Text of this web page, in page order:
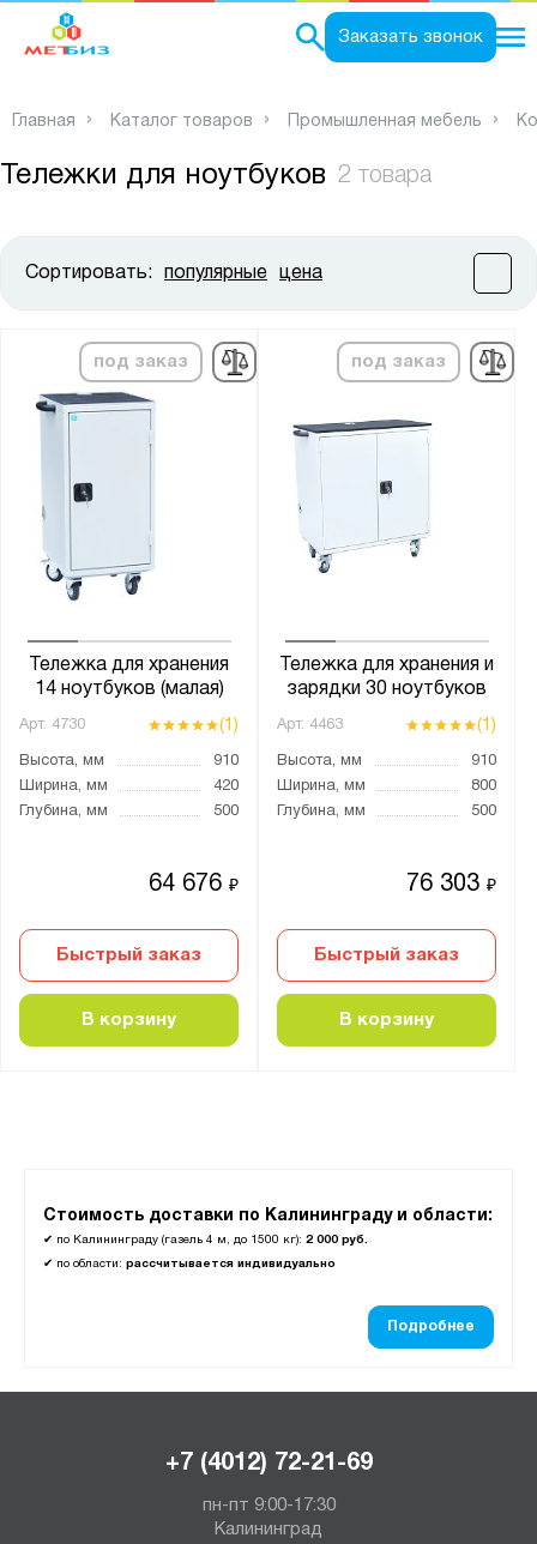
Заказать звонок
Стоимость доставки по Калининграду и области:
✔ по Калининграду (газель 4 м, до 1500 кг): 2 000 руб.
✔ по области: рассчитывается индивидуально
Подробнее
Главная Каталог товаров Промышленная мебель
Тележки для ноутбуков 2 товара
Сортировать: популярные цена
под заказ
Тележка для хранения
14 ноутбуков (малая)
Арт. 4730 (1)
Высота, мм
910
Ширина, мм
420
Глубина, мм
500
64 676₽
Быстрый заказ
В корзину
под заказ
Тележка для хранения и
зарядки 30 ноутбуков
Арт. 4463 (1)
Высота, мм
910
Ширина, мм
800
Глубина, мм
500
76 303₽
Быстрый заказ
В корзину
Высота, мм:
Ширина, мм:
от до
Количество полок, шт.:
Нагрузка на полку, кг:
Муар металлик (RAL 9005)
Светло-серый (RAL 7035)
Металл+7 (4012) 72-21-69
пн-пт 9:00-17:30
Калининград